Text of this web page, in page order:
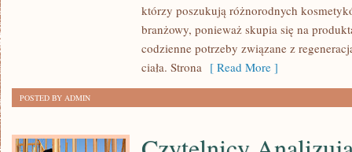
którzy poszukują różnorodnych
branżowy, ponieważ skupia się na
codzienne potrzeby związane z
ciała. Strona [ Read More ]
POSTED BY ADMIN